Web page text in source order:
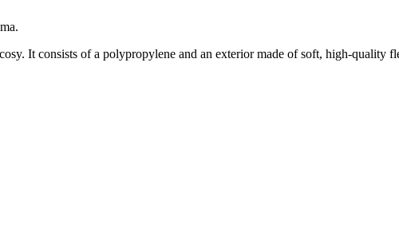
It consists of a polypropylene and an exterior made of soft, high-quality